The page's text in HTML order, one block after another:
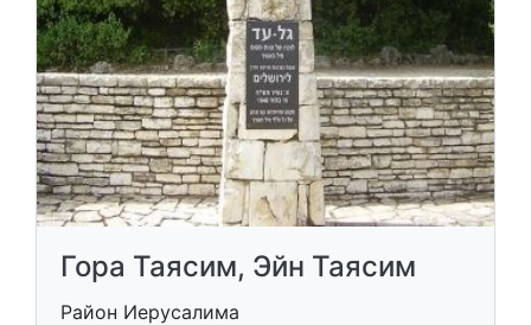
Гора Таясим, Эйн Таясим
Район Иерусалима